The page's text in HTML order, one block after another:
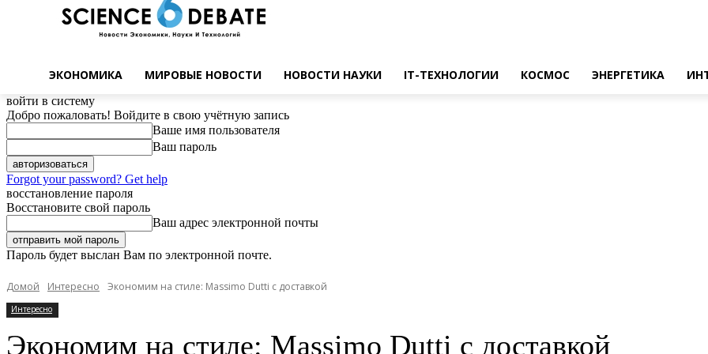
ЭКОНОМИКА МИРОВЫЕ НОВОСТИ НОВОСТИ НАУКИ IT-ТЕХНОЛОГИИ КОСМОС ЭНЕРГЕТИКА
войти в систему
Добро пожаловать! Войдите в свою учётную запись
Ваше имя пользователя
Ваш пароль
Forgot your password? Get help
восстановление пароля
Восстановите свой пароль
Ваш адрес электронной почты
Пароль будет выслан Вам по электронной почте.
Домой Интересно Экономим на стиле: Massimo Dutti с доставкой
Интересно
Экономим на стиле: Massimo Dutti с доставкой